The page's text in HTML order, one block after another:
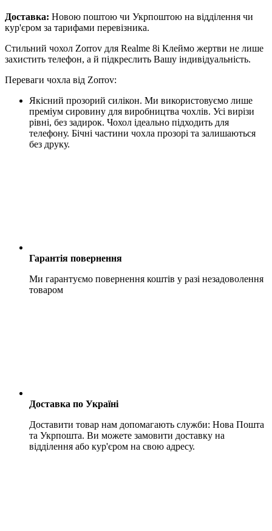
Доставка: Новою поштою чи Укрпоштою на відділення чи
кур'єром за тарифами перевізника.
Стильний чохол Zorrov для Realme 8i Клеймо жертви не лише
захистить телефон, а й підкреслить Вашу індивідуальність.
Переваги чохла від Zorrov:
Якісний прозорий силікон. Ми використовуємо лише
преміум сировину для виробництва чохлів. Усі вирізи
рівні, без задирок. Чохол ідеально підходить для
телефону. Бічні частини чохла прозорі та залишаються
без друку.
Гарантія повернення
Ми гарантуємо повернення коштів у разі незадоволення
товаром
Доставка по Україні
Доставити товар нам допомагають служби: Нова Пошта
та Укрпошта. Ви можете замовити доставку на
відділення або кур'єром на свою адресу.